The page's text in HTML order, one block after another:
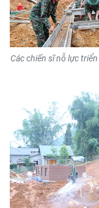
VỀ BÁO NHÂN
THỜI NAY
NHÂN DÂN
MUA BÁO
ĐỌC BÁO IN
Các chiến sĩ nỗ lực